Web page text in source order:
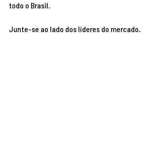
todo o Brasil.
Junte-se ao lado dos líderes do mercado.